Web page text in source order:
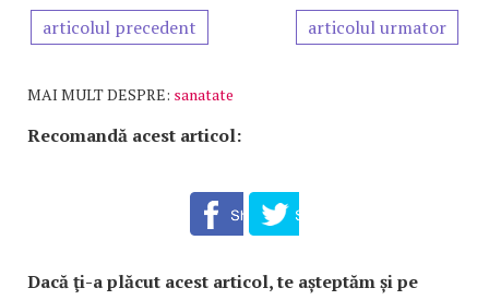
articolul precedent articolul urmator
MAI MULT DESPRE: sanatate
Recomandă acest articol:
Dacă ţi-a plăcut acest articol, te așteptăm și pe